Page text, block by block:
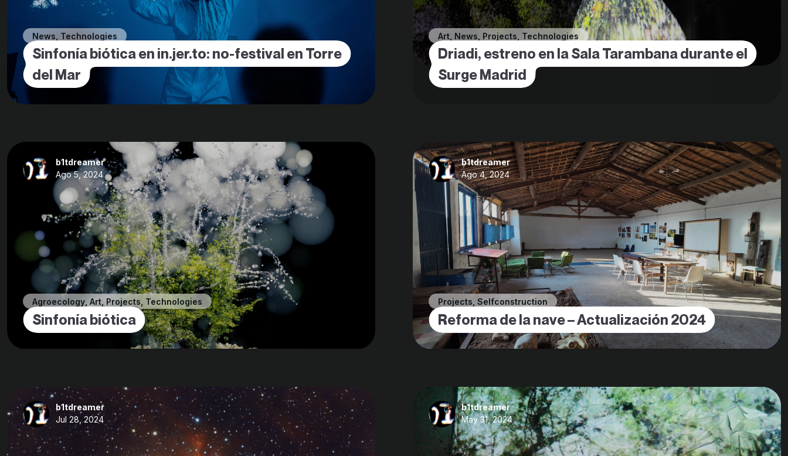
News Technologies
Sinfonía biótica en in.jer.to: no-festival en Torre
del Mar
Art News Projects Technologies
Driadi, estreno en la Sala Tarambana durante el
Surge Madrid
b1tdreamer
Ago 5, 2024
Agroecology ,Art Projects Technologies
Sinfonía biótica
b1tdreamer
Ago 4, 2024
Projects ,Selfconstruction
Reforma de la nave – Actualización 2024
b1tdreamer
Jul 28, 2024
b1tdreamer
May 31, 2024